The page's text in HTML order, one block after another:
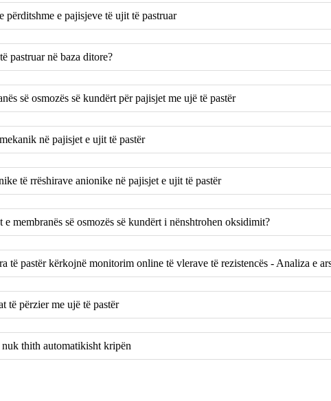
e pajisjeve të ujit të pastruar
pastruar në baza ditore?
së osmozës së kundërt për pajisjet me ujë të pastër
në pajisjet e ujit të pastër
të rrëshirave anionike në pajisjet e ujit të pastër
membranës së osmozës së kundërt i nënshtrohen oksidimit?
të pastër kërkojnë monitorim online të vlerave të rezistencës - Analiza e
të përzier me ujë të pastër
thith automatikisht kripën